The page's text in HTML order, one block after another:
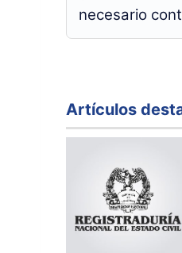
necesario
Artículos